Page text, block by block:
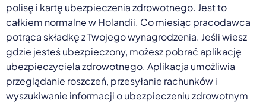
polisę i kartę ubezpieczenia zdrowotnego. Jest to
całkiem normalne w Holandii. Co miesiąc pracodawca
potrąca składkę z Twojego wynagrodzenia. Jeśli wiesz
gdzie jesteś ubezpieczony, możesz pobrać aplikację
ubezpieczyciela zdrowotnego. Aplikacja umożliwia
przeglądanie roszczeń, przesyłanie rachunków i
wyszukiwanie informacji o ubezpieczeniu zdrowotnym